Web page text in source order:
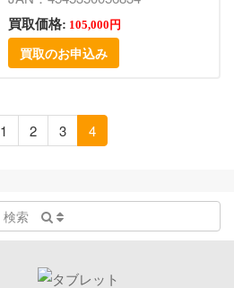
買取価格: 105,000円
買取のお申込み
1 2 3 4
検索